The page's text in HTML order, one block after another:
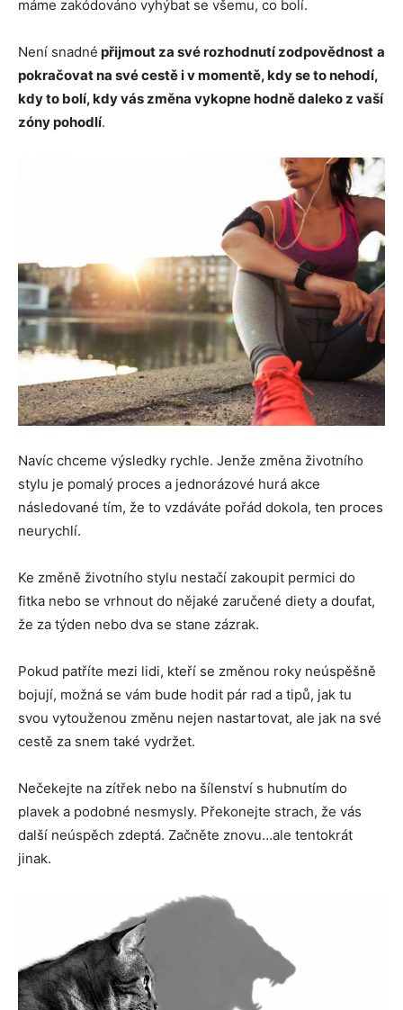
máme zakódováno vyhýbat se všemu, co bolí.
Není snadné přijmout za své rozhodnutí zodpovědnost a
pokračovat na své cestě i v momentě, kdy se to nehodí,
kdy to bolí, kdy vás změna vykopne hodně daleko z vaší
zóny pohodlí.
Navíc chceme výsledky rychle. Jenže změna životního
stylu je pomalý proces a jednorázové hurá akce
následované tím, že to vzdáváte pořád dokola, ten proces
neurychlí.
Ke změně životního stylu nestačí zakoupit permici do
fitka nebo se vrhnout do nějaké zaručené diety a doufat,
že za týden nebo dva se stane zázrak.
Pokud patříte mezi lidi, kteří se změnou roky neúspěšně
bojují, možná se vám bude hodit pár rad a tipů, jak tu
svou vytouženou změnu nejen nastartovat, ale jak na své
cestě za snem také vydržet.
Nečekejte na zítřek nebo na šílenství s hubnutím do
plavek a podobné nesmysly. Překonejte strach, že vás
další neúspěch zdeptá. Začněte znovu…ale tentokrát
jinak.